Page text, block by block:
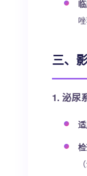
三、
1. 泌尿